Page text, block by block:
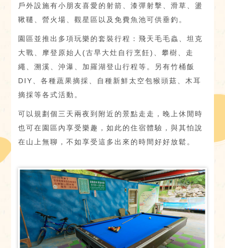
戶外設施有小朋友喜愛的射箭、漆彈射擊、滑草、盪
鞦韆、營火場、觀星區以及免費魚池可供垂釣。
園區並推出多項玩樂的套裝行程：飛天毛毛蟲、坦克
大戰、摩登原始人(古早大灶自行烹飪)、攀樹、走
繩、溯溪、沖瀑、加羅湖登山行程等。另有竹桶飯
DIY、各種蔬果摘採、自種新鮮太空包猴頭菇、木耳
摘採等各式活動。
可以規劃個三天兩夜到附近的景點走走，晚上休閒時
也可在園區內享受樂趣，如此的住宿體驗，與其怕說
在山上無聊，不如享受這多出來的時間好好放鬆。